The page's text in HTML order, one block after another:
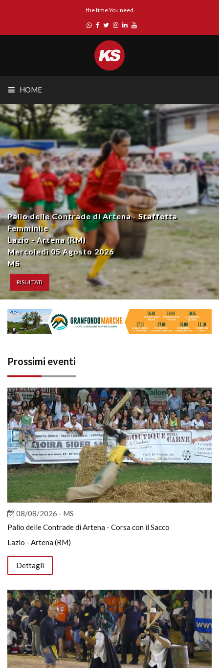
the time You need
HOME
Palio delle Contrade di Artena - Staffetta
Femminile
Lazio - Artena (RM)
Mercoledì 05 Agosto 2026
MS
RISULTATI
Prossimi eventi
08/08/2026 - MS
Palio delle Contrade di Artena - Corsa con il Sacco
Lazio - Artena (RM)
Dettagli